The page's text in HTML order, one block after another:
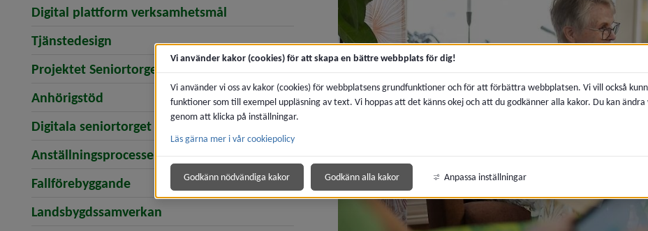
Digital plattform verksamhetsmål
Tjänstedesign
Projektet Seniortorget
Anhörigstöd
Digitala seniortorget
Anställningsprocessen
Fallförebyggande
Landsbygdssamverkan
Vi använder kakor (cookies) för att skapa en bättre webbplats för dig!
Vi använder vi oss av kakor (cookies) för webbplatsens grundfunktioner och för att förbättra webbplatsen. Vi vill också
funktioner som till exempel uppläsning av text. Vi hoppas att det känns okej och att du godkänner alla kakor. Du kan ändra
genom att klicka på inställningar.
Läs gärna mer i vår cookiepolicy
Godkänn nödvändiga kakor Godkänn alla kakor Anpassa inställningar